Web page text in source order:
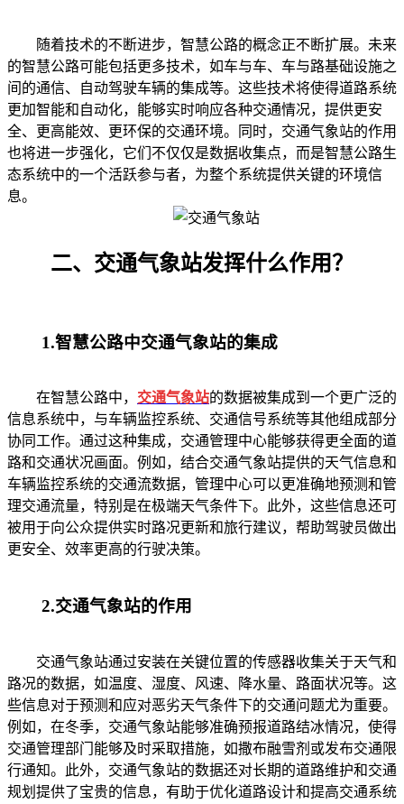
随着技术的不断进步，智慧公路的概念正不断扩展。未来
的智慧公路可能包括更多技术，如车与车、车与路基础设施之
间的通信、自动驾驶车辆的集成等。这些技术将使得道路系统
更加智能和自动化，能够实时响应各种交通情况，提供更安
全、更高能效、更环保的交通环境。同时，交通气象站的作用
也将进一步强化，它们不仅仅是数据收集点，而是智慧公路生
态系统中的一个活跃参与者，为整个系统提供关键的环境信
息。
二、交通气象站发挥什么作用？
1.智慧公路中交通气象站的集成
在智慧公路中， 交通气象站的数据被集成到一个更广泛的
信息系统中，与车辆监控系统、交通信号系统等其他组成部分
协同工作。通过这种集成，交通管理中心能够获得更全面的道
路和交通状况画面。例如，结合交通气象站提供的天气信息和
车辆监控系统的交通流数据，管理中心可以更准确地预测和管
理交通流量，特别是在极端天气条件下。此外，这些信息还可
被用于向公众提供实时路况更新和旅行建议，帮助驾驶员做出
更安全、效率更高的行驶决策。
2.交通气象站的作用
交通气象站通过安装在关键位置的传感器收集关于天气和
路况的数据，如温度、湿度、风速、降水量、路面状况等。这
些信息对于预测和应对恶劣天气条件下的交通问题尤为重要。
例如，在冬季，交通气象站能够准确预报道路结冰情况，使得
交通管理部门能够及时采取措施，如撒布融雪剂或发布交通限
行通知。此外，交通气象站的数据还对长期的道路维护和交通
规划提供了宝贵的信息，有助于优化道路设计和提高交通系统